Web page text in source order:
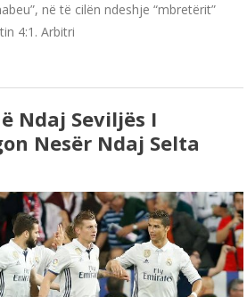
në të cilën ndeshje “mbretërit”
4:1. Arbitri
Ndaj Seviljës I
Nesër Ndaj Selta